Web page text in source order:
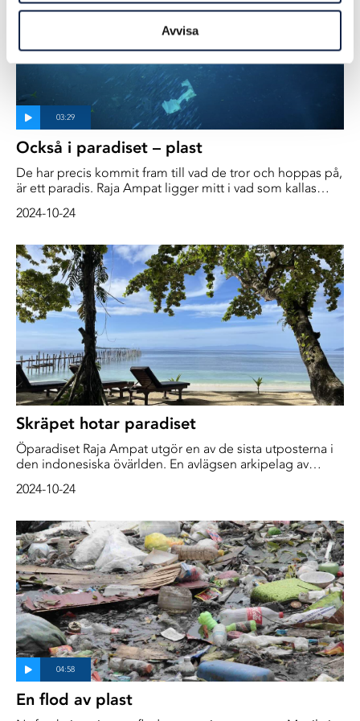
Avvisa
Också i paradiset – plast
De har precis kommit fram till vad de tror och hoppas på,
är ett paradis. Raja Ampat ligger mitt i vad som kallas
Malaysia, Indonesien och bort till Öst Timor.
2024-10-24
Skräpet hotar paradiset
Öparadiset Raja Ampat utgör en av de sista utposterna i
den indonesiska övärlden. En avlägsen arkipelag av
en unik plats som utmärker sig för sin biologiska
människans avtryck. Den ökade mängden skräp i vattnet
blir ett allt större problem med flera bottnar.
2024-10-24
En flod av plast